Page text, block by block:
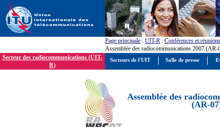
Page principale : UIT-R : Conférences et réunions
Assemblée des radiocommunications 2007 (AR-
Secteur des radiocommunications (UIT-
R)
Assemblée des
(AR-
Secteurs de l'UIT Salle de presse